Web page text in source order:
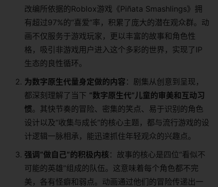
改编所依据的Roblox游戏《Piñata Smashlings》拥
有超过97%的“喜爱”率，积累了庞大的潜在观众群。动
画不仅服务于游戏玩家，更以丰富的故事和角色性
格，吸引非游戏用户进入这个多彩的世界，实现了IP
生态的良性循环。
为数字原生代量身定做的内容 ：剧集从创意到呈现，
都深刻理解了当下 “数字原生代”儿童的审美和互动习
惯。其快节奏的冒险、密集的笑点、易于识别的角色
设计以及“收集与成长”的核心主题，都与流行游戏的设
计逻辑一脉相承，能迅速抓住年轻观众的兴趣点。
强调“做自己”的积极内核 ：故事的核心是四位“看似不
可能的英雄”组成的队伍。这意味着每个角色都不完
美，各有怪癖和弱点。动画通过他们的冒险传递出一